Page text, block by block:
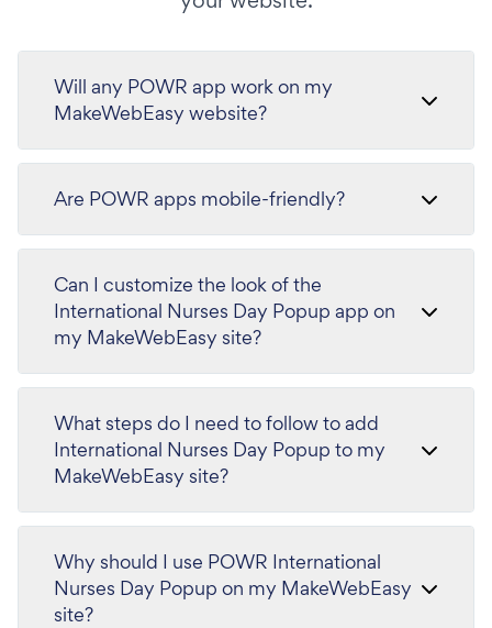
Will any POWR app work on my
MakeWebEasy website?
Are POWR apps mobile-friendly?
Can I customize the look of the
International Nurses Day Popup app on
my MakeWebEasy site?
What steps do I need to follow to add
International Nurses Day Popup to my
MakeWebEasy site?
Why should I use POWR International
Nurses Day Popup on my MakeWebEasy
site?